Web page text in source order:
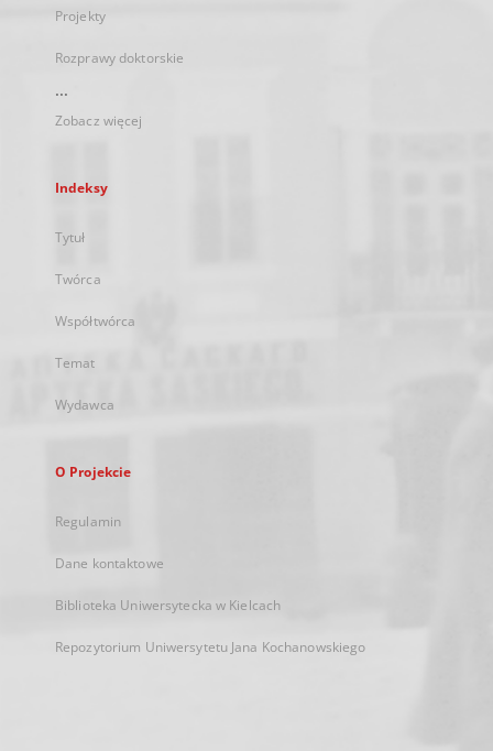
Projekty
Rozprawy doktorskie
...
Zobacz więcej
Indeksy
Tytuł
Twórca
Współtwórca
Temat
Wydawca
O Projekcie
Regulamin
Dane kontaktowe
Biblioteka Uniwersytecka w Kielcach
Repozytorium Uniwersytetu Jana Kochanowskiego